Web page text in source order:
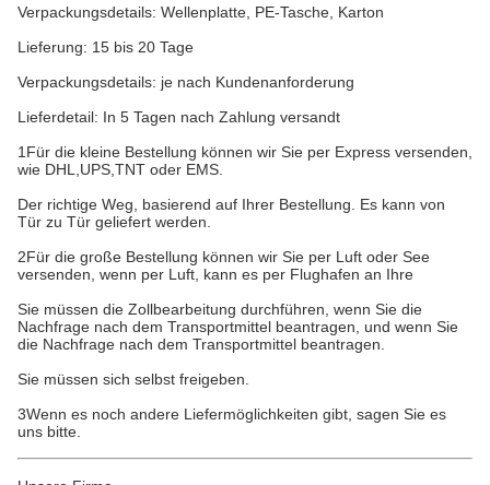
Verpackungsdetails: Wellenplatte, PE-Tasche, Karton
Lieferung: 15 bis 20 Tage
Verpackungsdetails: je nach Kundenanforderung
Lieferdetail: In 5 Tagen nach Zahlung versandt
1Für die kleine Bestellung können wir Sie per Express versenden,
wie DHL,UPS,TNT oder EMS.
Der richtige Weg, basierend auf Ihrer Bestellung. Es kann von
Tür zu Tür geliefert werden.
2Für die große Bestellung können wir Sie per Luft oder See
versenden, wenn per Luft, kann es per Flughafen an Ihre
Sie müssen die Zollbearbeitung durchführen, wenn Sie die
Nachfrage nach dem Transportmittel beantragen, und wenn Sie
die Nachfrage nach dem Transportmittel beantragen.
Sie müssen sich selbst freigeben.
3Wenn es noch andere Liefermöglichkeiten gibt, sagen Sie es
uns bitte.